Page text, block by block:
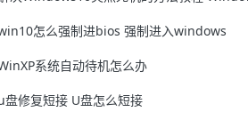
怎么强制进bios 强制进入windows
系统自动待机怎么办
盘修复短接 U盘怎么短接